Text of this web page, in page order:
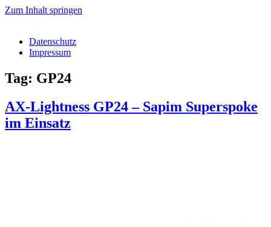
Zum Inhalt springen
Datenschutz
Impressum
Tag: GP24
AX-Lightness GP24 – Sapim Superspoke
im Einsatz